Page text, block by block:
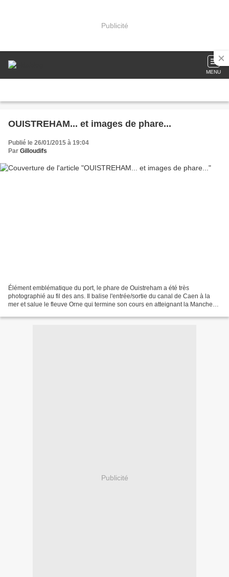
Publicité
MENU
OUISTREHAM... et images de phare...
Publié le 26/01/2015 à 19:04
Par Gilloudifs
Élément emblématique du port, le phare de Ouistreham a été très
photographié au fil des ans. Il balise l'entrée/sortie du canal de Caen à la
mer et salue le fleuve Orne qui termine son cours en atteignant la Manche
Publicité